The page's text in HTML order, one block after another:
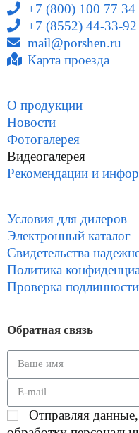
+7 (800) 100 77 34
+7 (8552) 44-33-92
mail@porshen.ru
Карта проезда
О продукции
Новости
Фотогалерея
Видеогалерея
Рекомендации и
Условия для дилеров
Электронный каталог
Свидетельства
Политика
Проверка
Обратная связь
Отправляя данные,